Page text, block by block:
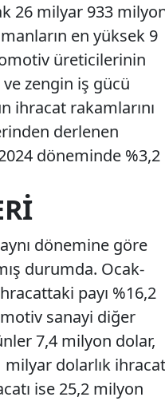
26 milyar 933
en yüksek 9
üreticilerinin
zengin iş gücü
rakamlarını
derlenen
döneminde %3,2
dönemine göre
durumda. Ocak-
payı %16,2
sanayi diğer
7,4 milyon dolar,
dolarlık ihracat
ise 25,2 milyon